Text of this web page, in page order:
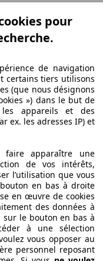
roues motrices
ZF sont de
il mesure tout de
large et 1,68 mètre
: de 2,1 à 2,2
avez de la place
du milieu sur la
aux dépanages.
d'un coffre d'une
inférieur à celui
de remorquage,
peut remorquer
se compose de 3
. Outre les
pour
de navigation
certains tiers utilisons
(que nous désignons
») dans le but de
appareils et des
ex. les adresses IP) et
apparaître une
de vos intérêts,
l’utilisation que vous
en bas à droite
en œuvre de cookies
des données à
le bouton en bas à
à une sélection
vous opposer au
personnel reposant